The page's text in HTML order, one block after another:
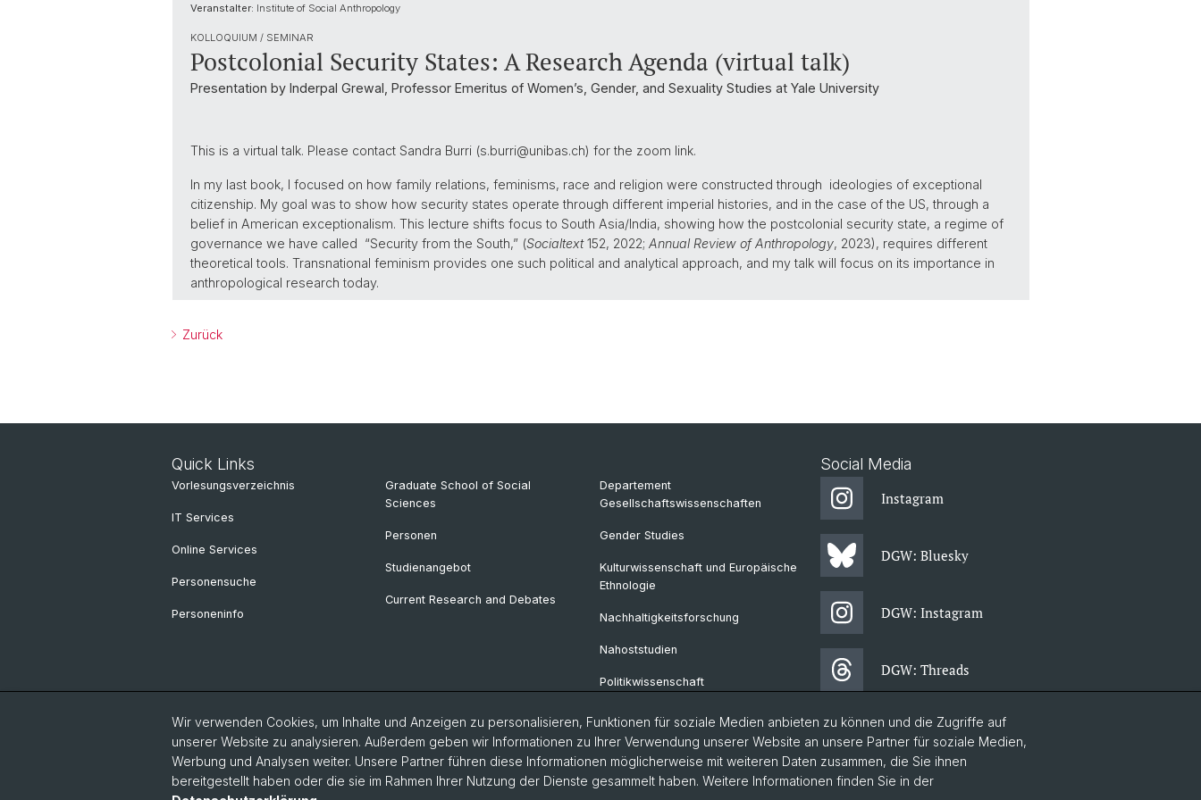
Veranstalter: Institute of Social Anthropology
KOLLOQUIUM / SEMINAR
Postcolonial Security States: A Research Agenda (virtual talk)
Presentation by Inderpal Grewal, Professor Emeritus of Women’s, Gender, and Sexuality Studies at Yale University
This is a virtual talk. Please contact Sandra Burri (s.burri@unibas.ch) for the zoom link.
In my last book, I focused on how family relations, feminisms, race and religion were constructed through ideologies of exceptional
citizenship. My goal was to show how security states operate through different imperial histories, and in the case of the US, through a
belief in American exceptionalism. This lecture shifts focus to South Asia/India, showing how the postcolonial security state, a regime of
governance we have called “Security from the South,” (Socialtext152, 2022; Annual Review of Anthropology, 2023), requires different
theoretical tools. Transnational feminism provides one such political and analytical approach, and my talk will focus on its importance in
anthropological research today.
Zurück
Quick Links
Vorlesungsverzeichnis
IT Services
Online Services
Personensuche
Personeninfo
Graduate School of Social
Sciences
Personen
Studienangebot
Current Research and Debates
Departement
Gesellschaftswissenschaften
Gender Studies
Kulturwissenschaft und Europäische
Ethnologie
Nachhaltigkeitsforschung
Nahoststudien
Politikwissenschaft
Soziologie
Urban Studies
Social Media
Instagram
DGW: Bluesky
DGW: Instagram
DGW: Threads
DGW: Facebook
DGW: Newsletter
Wir verwenden Cookies, um Inhalte und Anzeigen zu personalisieren, Funktionen für soziale Medien anbieten zu können und die Zugriffe auf
unserer Website zu analysieren. Außerdem geben wir Informationen zu Ihrer Verwendung unserer Website an unsere Partner für soziale Medien,
Werbung und Analysen weiter. Unsere Partner führen diese Informationen möglicherweise mit weiteren Daten zusammen, die Sie ihnen
bereitgestellt haben oder die sie im Rahmen Ihrer Nutzung der Dienste gesammelt haben. Weitere Informationen finden Sie in der